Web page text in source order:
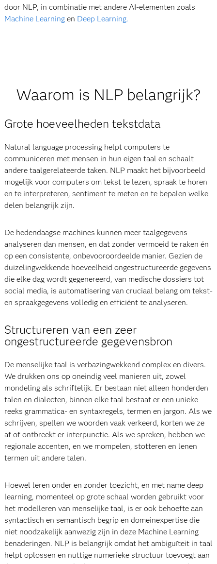
door NLP, in combinatie met andere AI-elementen zoals
Machine Learningen Deep Learning.
Waarom is NLP belangrijk?
Grote hoeveelheden tekstdata
Natural language processing helpt computers te
communiceren met mensen in hun eigen taal en schaalt
andere taalgerelateerde taken. NLP maakt het bijvoorbeeld
mogelijk voor computers om tekst te lezen, spraak te horen
en te interpreteren, sentiment te meten en te bepalen welke
delen belangrijk zijn.
De hedendaagse machines kunnen meer taalgegevens
analyseren dan mensen, en dat zonder vermoeid te raken én
op een consistente, onbevooroordeelde manier. Gezien de
duizelingwekkende hoeveelheid ongestructureerde gegevens
die elke dag wordt gegenereerd, van medische dossiers tot
social media, is automatisering van cruciaal belang om tekst-
en spraakgegevens volledig en efficiënt te analyseren.
Structureren van een zeer
ongestructureerde gegevensbron
De menselijke taal is verbazingwekkend complex en divers.
We drukken ons op oneindig veel manieren uit, zowel
mondeling als schriftelijk. Er bestaan niet alleen honderden
talen en dialecten, binnen elke taal bestaat er een unieke
reeks grammatica- en syntaxregels, termen en jargon. Als we
schrijven, spellen we woorden vaak verkeerd, korten we ze
af of ontbreekt er interpunctie. Als we spreken, hebben we
regionale accenten, en we mompelen, stotteren en lenen
termen uit andere talen.
Hoewel leren onder en zonder toezicht, en met name deep
learning, momenteel op grote schaal worden gebruikt voor
het modelleren van menselijke taal, is er ook behoefte aan
syntactisch en semantisch begrip en domeinexpertise die
niet noodzakelijk aanwezig zijn in deze Machine Learning
benaderingen. NLP is belangrijk omdat het ambiguïteit in taal
helpt oplossen en nuttige numerieke structuur toevoegt aan